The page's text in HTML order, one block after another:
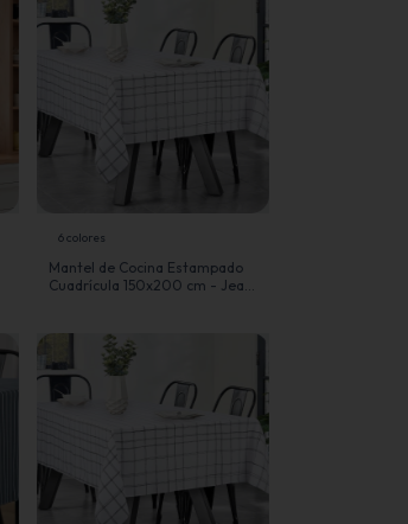
6 colores
Mantel de Cocina Estampado
Cuadrícula 150x200 cm - Jean